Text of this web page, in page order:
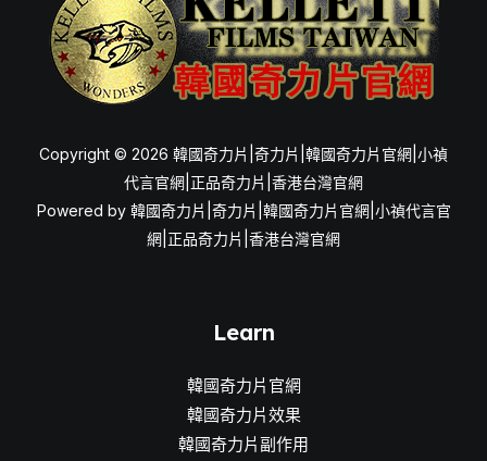
Copyright © 2026 韓國奇力片|奇力片|韓國奇力片官網|小禎
代言官網|正品奇力片|香港台灣官網
Powered by 韓國奇力片|奇力片|韓國奇力片官網|小禎代言官
網|正品奇力片|香港台灣官網
Learn
韓國奇力片官網
韓國奇力片效果
韓國奇力片副作用